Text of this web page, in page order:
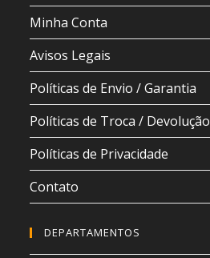
Minha Conta
Avisos Legais
Políticas de Envio / Garantia
Políticas de Troca / Devolução
Políticas de Privacidade
Contato
DEPARTAMENTOS